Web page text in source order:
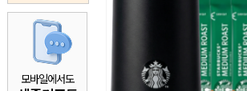
모바일에서도